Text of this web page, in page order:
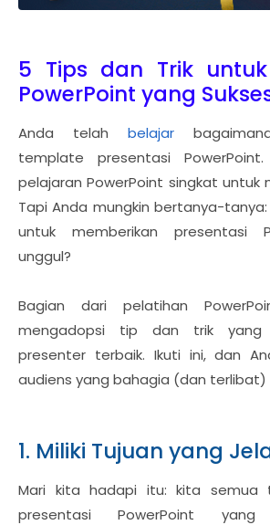
5 Tips dan Trik untuk
PowerPoint yang
Anda telah belajar
template presentasi
pelajaran PowerPoint singkat untuk
Tapi Anda mungkin bertanya-
untuk memberikan presentasi
unggul?
Bagian dari pelatihan
mengadopsi tip dan trik yang
presenter terbaik. Ikuti ini, dan
audiens yang bahagia (dan
1. Miliki Tujuan yang
Mari kita hadapi itu: kita semua
presentasi PowerPoint